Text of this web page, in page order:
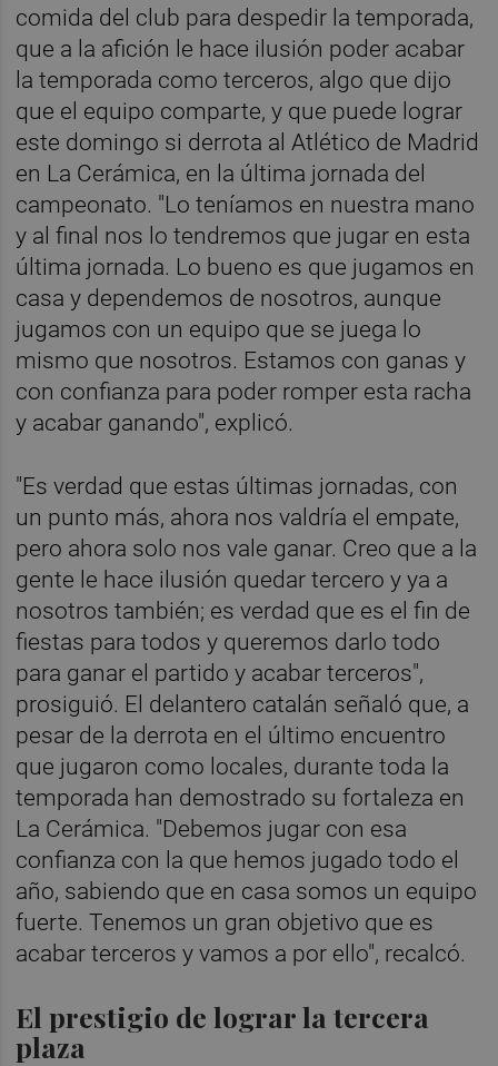
comida del club para despedir la temporada,
que a la afición le hace ilusión poder acabar
la temporada como terceros, algo que dijo
que el equipo comparte, y que puede lograr
este domingo si derrota al Atlético de Madrid
en La Cerámica, en la última jornada del
campeonato. "Lo teníamos en nuestra mano
y al final nos lo tendremos que jugar en esta
última jornada. Lo bueno es que jugamos en
casa y dependemos de nosotros, aunque
jugamos con un equipo que se juega lo
mismo que nosotros. Estamos con ganas y
con confianza para poder romper esta racha
y acabar ganando", explicó.
"Es verdad que estas últimas jornadas, con
un punto más, ahora nos valdría el empate,
pero ahora solo nos vale ganar. Creo que a la
gente le hace ilusión quedar tercero y ya a
nosotros también; es verdad que es el fin de
fiestas para todos y queremos darlo todo
para ganar el partido y acabar terceros",
prosiguió. El delantero catalán señaló que, a
pesar de la derrota en el último encuentro
que jugaron como locales, durante toda la
temporada han demostrado su fortaleza en
La Cerámica. "Debemos jugar con esa
confianza con la que hemos jugado todo el
año, sabiendo que en casa somos un equipo
fuerte. Tenemos un gran objetivo que es
acabar terceros y vamos a por ello", recalcó.
El prestigio de lograr la tercera
plaza